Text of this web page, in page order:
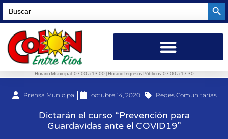
Search
for:
Horario Municipal: 07:00 a 13:00 | Horario Ingresos Públicos: 07:00 a 17:30
Prensa Municipal octubre 14, 2020 Redes Comunitarias
Dictarán el curso “Prevención para
Guardavidas ante el COVID19”